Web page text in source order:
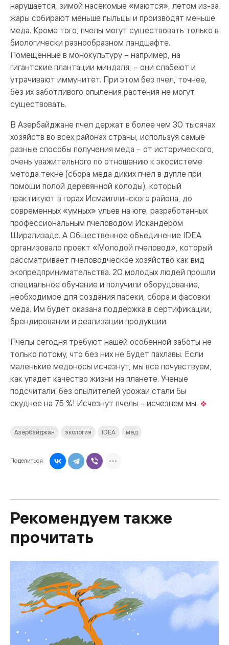
нарушается, зимой насекомые «маются», летом из-за
жары собирают меньше пыльцы и производят меньше
меда. Кроме того, пчелы могут существовать только в
биологически разнообразном ландшафте.
Помещенные в монокультуру – например, на
гигантские плантации миндаля, – они слабеют и
утрачивают иммунитет. При этом без пчел, точнее,
без их заботливого опыления растения не могут
существовать.
В Азербайджане пчел держат в более чем 30 тысячах
хозяйств во всех районах страны, используя самые
разные способы получения меда – от исторического,
очень уважительного по отношению к экосистеме
метода текне (сбора меда диких пчел в дупле при
помощи полой деревянной колоды), который
практикуют в горах Исмаиллинского района, до
современных «умных» ульев на юге, разработанных
профессиональным пчеловодом Искандером
Ширализаде. А Общественное объединение IDEA
организовало проект «Молодой пчеловод», который
рассматривает пчеловодческое хозяйство как вид
экопредпринимательства. 20 молодых людей прошли
специальное обучение и получили оборудование,
необходимое для создания пасеки, сбора и фасовки
меда. Им будет оказана поддержка в сертификации,
брендировании и реализации продукции.
Пчелы сегодня требуют нашей особенной заботы не
только потому, что без них не будет пахлавы. Если
маленькие медоносы исчезнут, мы все почувствуем,
как упадет качество жизни на планете. Ученые
подсчитали: без опылителей урожаи стали бы
скуднее на 75 %! Исчезнут пчелы – исчезнем мы.
Азербайджан экология IDEA мед
Поделиться
Рекомендуем также
прочитать